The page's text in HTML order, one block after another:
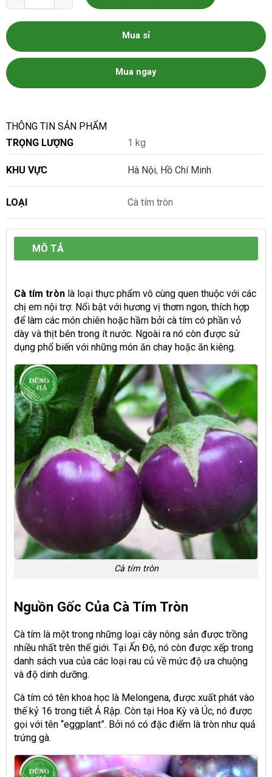
Mua sỉ
Mua ngay
THÔNG TIN SẢN PHẨM
TRỌNG LƯỢNG
1 kg
KHU VỰC Hà Nội, Hồ Chí Minh
LOẠI Cà tím tròn
MÔ TẢ
Cà tím tròn là loại thực phẩm vô cùng quen thuộc với các
chị em nội trợ. Nổi bật với hương vị thơm ngon, thích hợp
để làm các món chiên hoặc hầm bởi cà tím có phần vỏ
dày và thịt bên trong ít nước. Ngoài ra nó còn được sử
dụng phổ biến với những món ăn chay hoặc ăn kiêng.
Cà tím tròn
Nguồn Gốc Của Cà Tím Tròn
Cà tím là một trong những loại cây nông sản được trồng
nhiều nhất trên thế giới. Tại Ấn Độ, nó còn được xếp trong
danh sách vua của các loại rau củ về mức độ ưa chuộng
và độ dinh dưỡng.
Cà tím có tên khoa học là Melongena, được xuất phát vào
thế kỷ 16 trong tiết Ả Rập. Còn tại Hoa Kỳ và Úc, nó được
gọi với tên “eggplant”. Bởi nó có đặc điểm là tròn như quả
trứng gà.